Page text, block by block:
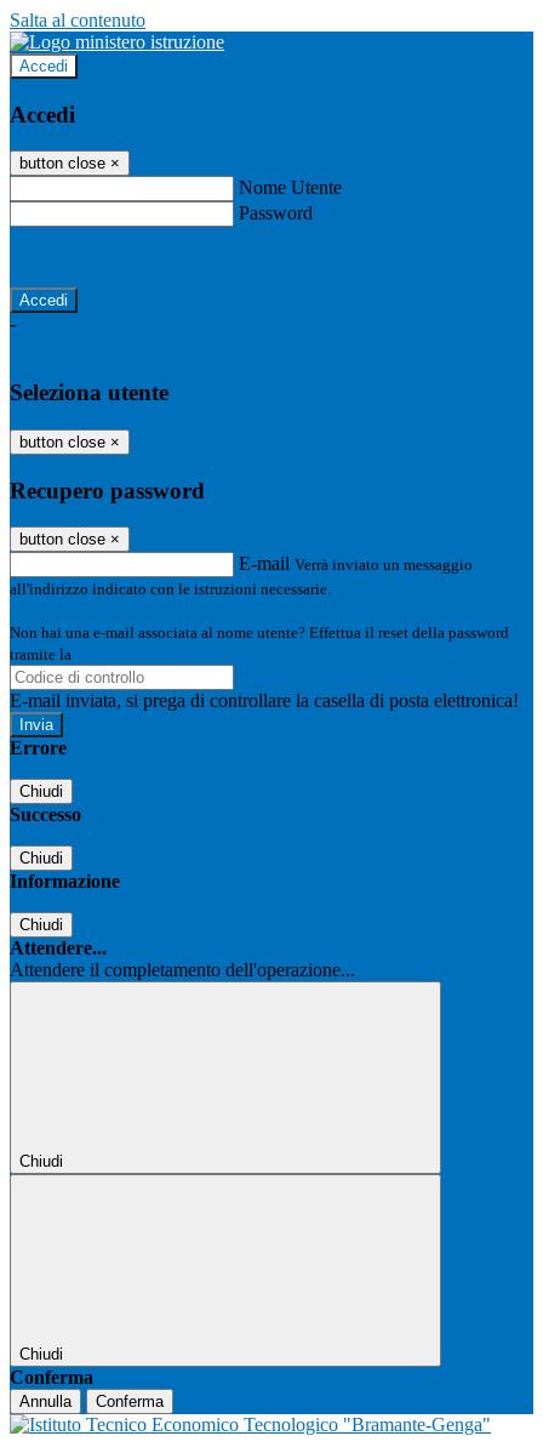
Salta al contenuto
Accedi
Accedi
button close ×
Nome Utente
Password
-
Seleziona utente
button close ×
Recupero password
button close ×
E-mail Verrà inviato un messaggio
all'indirizzo indicato con le istruzioni necessarie.
Non hai una e-mail associata al nome utente? Effettua il reset della password
tramite la
E-mail inviata, si prega di controllare la casella di posta elettronica!
Errore
Chiudi
Successo
Chiudi
Informazione
Chiudi
Attendere...
Attendere il completamento dell'operazione...
Chiudi
Chiudi
Conferma
Annulla Conferma